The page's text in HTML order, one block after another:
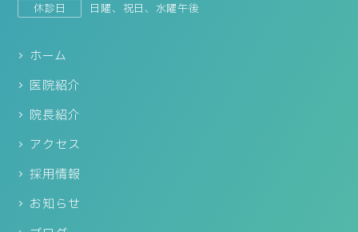
休診日
日曜、祝日、水曜午後
ホーム
医院紹介
院長紹介
アクセス
採用情報
お知らせ